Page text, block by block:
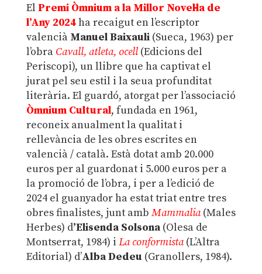
El Premi Òmnium a la Millor Novel·la de
l’Any 2024ha recaigut en l’escriptor
valencià Manuel Baixauli(Sueca, 1963) per
l’obra Cavall, atleta, ocell(Edicions del
Periscopi), un llibre que ha captivat el
jurat pel seu estil i la seua profunditat
literària. El guardó, atorgat per l’associació
Òmnium Cultural, fundada en 1961,
reconeix anualment la qualitat i
rellevància de les obres escrites en
valencià / català. Està dotat amb 20.000
euros per al guardonat i 5.000 euros per a
la promoció de l’obra, i per a l’edició de
2024 el guanyador ha estat triat entre tres
obres finalistes, junt amb Mammalia(Males
Herbes) d’Elisenda Solsona(Olesa de
Montserrat, 1984) i La conformista(L’Altra
Editorial) d’Alba Dedeu (Granollers, 1984).